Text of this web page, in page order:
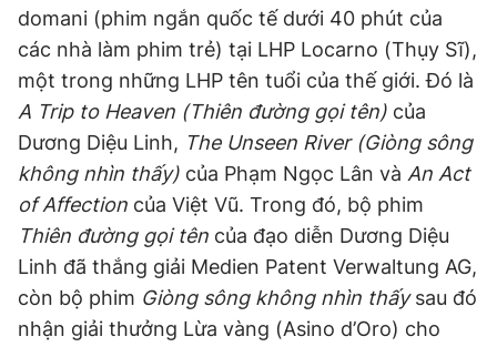
domani (phim ngắn quốc tế dưới 40 phút của
các nhà làm phim trẻ) tại LHP Locarno (Thụy Sĩ),
một trong những LHP tên tuổi của thế giới. Đó là
A Trip to Heaven (Thiên đường gọi tên) của
Dương Diệu Linh, The Unseen River (Giòng sông
không nhìn thấy) của Phạm Ngọc Lân và An Act
of Affection của Việt Vũ. Trong đó, bộ phim
Thiên đường gọi tên của đạo diễn Dương Diệu
Linh đã thắng giải Medien Patent Verwaltung AG,
còn bộ phim Giòng sông không nhìn thấysau đó
nhận giải thưởng Lừa vàng (Asino d’Oro) cho